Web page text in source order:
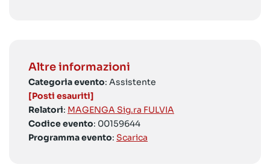
Altre informazioni
Categoria evento: Assistente
[Posti esauriti]
Relatori: MAGENGA Sig.ra FULVIA
Codice evento: 00159644
Programma evento: Scarica